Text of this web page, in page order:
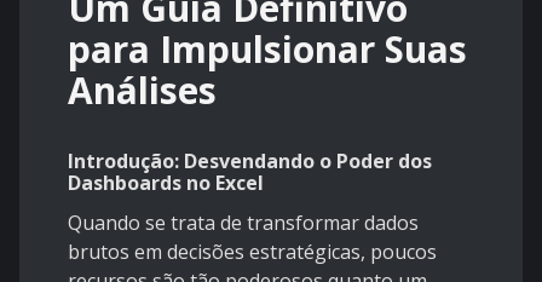
para Impulsionar Suas
Análises
Introdução: Desvendando o Poder dos
Dashboards no Excel
Quando se trata de transformar dados
brutos em decisões estratégicas, poucos